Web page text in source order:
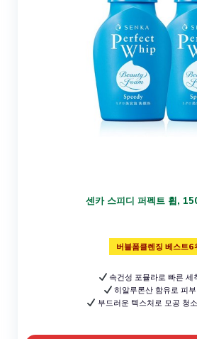
센카 스피디 퍼펙트 휩,
버블폼클렌징 베스트6
속건성 포뮬라로 빠른 세
히알루론산 함유로 피
부드러운 텍스처로 모공 청